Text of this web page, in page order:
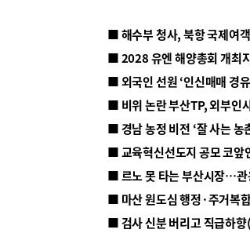
■ 해수부 청사, 북항 국제여
■ 2028 유엔 해양총회 개최
■ 외국인 선원 ‘인신매매 경
■ 비위 논란 부산TP, 외부인
■ 르노 못 타는 부산시장…관
■ 마산 원도심 행정·주거복